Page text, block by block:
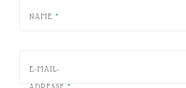
NAME *
E-MAIL-